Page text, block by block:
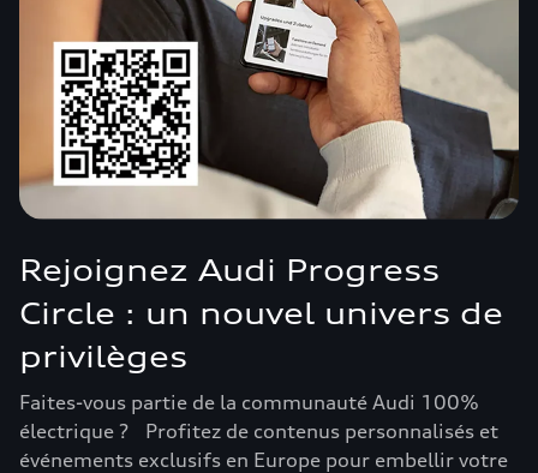
Rejoignez Audi Progress
Circle : un nouvel univers de
privilèges
Faites-vous partie de la communauté Audi 100%
électrique ? Profitez de contenus personnalisés et
événements exclusifs en Europe pour embellir votre